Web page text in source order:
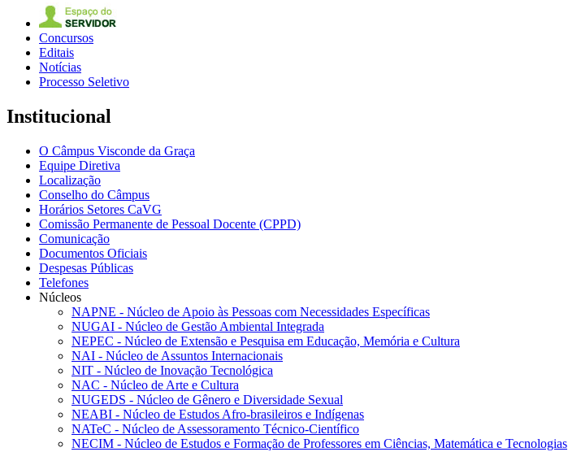
Concursos
Editais
Notícias
Processo Seletivo
Institucional
O Câmpus Visconde da Graça
Equipe Diretiva
Localização
Conselho do Câmpus
Horários Setores CaVG
Comissão Permanente de Pessoal Docente (CPPD)
Comunicação
Documentos Oficiais
Despesas Públicas
Telefones
Núcleos
NAPNE - Núcleo de Apoio às Pessoas com Necessidades Específicas
NUGAI - Núcleo de Gestão Ambiental Integrada
NEPEC - Núcleo de Extensão e Pesquisa em Educação, Memória e Cultura
NAI - Núcleo de Assuntos Internacionais
NIT - Núcleo de Inovação Tecnológica
NAC - Núcleo de Arte e Cultura
NUGEDS - Núcleo de Gênero e Diversidade Sexual
NEABI - Núcleo de Estudos Afro-brasileiros e Indígenas
NATeC - Núcleo de Assessoramento Técnico-Científico
NECIM - Núcleo de Estudos e Formação de Professores em Ciências, Matemática e Tecnologias